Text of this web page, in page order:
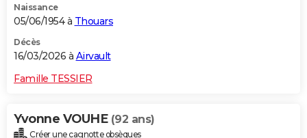
Naissance
05/06/1954 à Thouars
Décès
16/03/2026 à Airvault
Famille TESSIER
Yvonne VOUHE (92 ans)
Créer une cagnotte obsèques